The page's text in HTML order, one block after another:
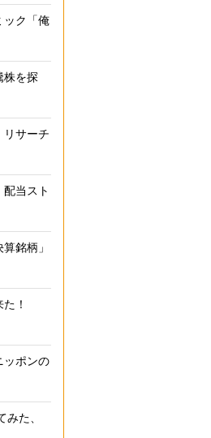
ック「俺
株を探
リサーチ
配当スト
銘柄」
！
ッポンの
た、